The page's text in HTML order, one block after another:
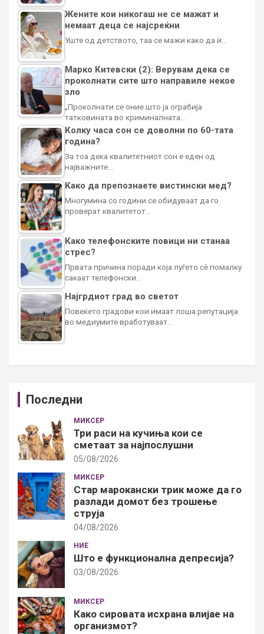
Жените кои никогаш не се мажат и
немаат деца се најсреќни
Уште од детството, таа се мажи како да ѝ…
Марко Китевски (2): Верувам дека се
проколнати сите што направиле некое
зло
„Проколнати се оние што ја ограбија
татковината во криминалната…
Колку часа сон се доволни по 60-тата
година?
За тоа дека квалитетниот сон е еден од
најважните…
Како да препознаете вистински мед?
Многумина со години се обидуваат да го
проверат квалитетот…
Како телефонските повици ни станаа
стрес?
Првата причина поради која луѓето сè помалку
сакаат телефонски…
Најгрдиот град во светот
Повеќето градови кои имаат лоша репутација
во медиумите вработуваат…
Последни
МИКСЕР
Три раси на кучиња кои се
сметаат за најпослушни
05/08/2026
МИКСЕР
Стар марокански трик може да го
разлади домот без трошење
струја
04/08/2026
НИЕ
Што е функционална депресија?
03/08/2026
МИКСЕР
Како сировата исхрана влијае на
организмот?